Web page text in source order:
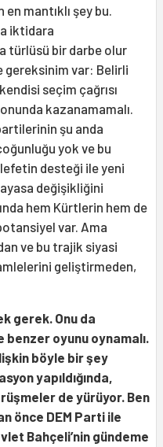
mantıklı şey bu.
iktidara
türlüsü bir darbe olur
var: Belirli
seçim çağrısı
kazanamamalı.
şu anda
yok ve bu
desteği ile yeni
değişikliğini
hem Kürtlerin hem de
var. Ama
ve bu trajik siyasi
geliştirmeden,
gerek. Onu da
benzer oyunu oynamalı.
böyle bir şey
yapıldığında,
de yürüyor. Ben
önce DEM Parti ile
Bahçeli’nin gündeme